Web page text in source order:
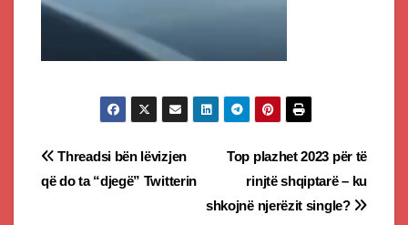
Post
navigation
Top plazhet 2023 për të
rinjtë shqiptarë – ku
shkojnë njerëzit single?
Threadsi bën lëvizjen
që do ta “djegë” Twitterin